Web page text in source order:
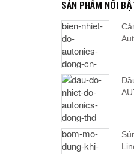
SẢN PHẨM NỔI